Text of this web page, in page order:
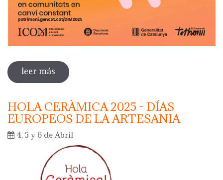
leer más sobre dia internacional de los museos
2025
HOLA CERÀMICA 2025 - DÍAS
EUROPEOS DE LA ARTESANIA
4, 5 y 6 de Abril